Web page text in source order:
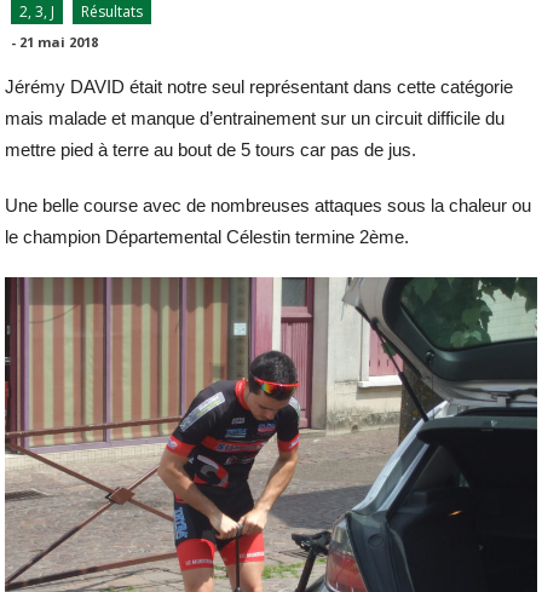
2, 3, J Résultats
- 21 mai 2018
Jérémy DAVID était notre seul représentant dans cette catégorie
mais malade et manque d’entrainement sur un circuit difficile du
mettre pied à terre au bout de 5 tours car pas de jus.
Une belle course avec de nombreuses attaques sous la chaleur ou
le champion Départemental Célestin termine 2ème.